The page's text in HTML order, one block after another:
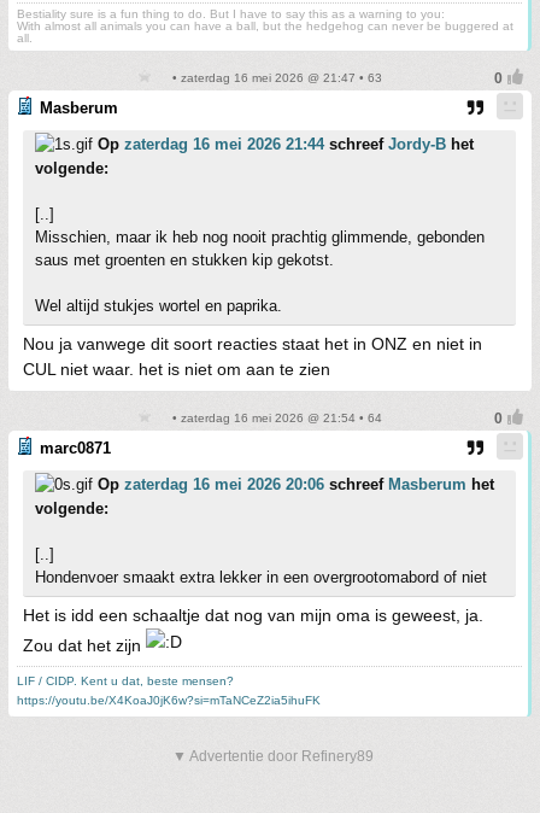
Bestiality sure is a fun thing to do. But I have to say this as a warning to you:
With almost all animals you can have a ball, but the hedgehog can never be buggered at
all.
• zaterdag 16 mei 2026 @ 21:47 • 63
Masberum
Op zaterdag 16 mei 2026 21:44schreef Jordy-B het
volgende:
[..]
Misschien, maar ik heb nog nooit prachtig glimmende, gebonden
saus met groenten en stukken kip gekotst.
Wel altijd stukjes wortel en paprika.
Nou ja vanwege dit soort reacties staat het in ONZ en niet in
CUL niet waar. het is niet om aan te zien
• zaterdag 16 mei 2026 @ 21:54 • 64
marc0871
Op zaterdag 16 mei 2026 20:06 schreef Masberum het
volgende:
[..]
Hondenvoer smaakt extra lekker in een overgrootomabord of niet
Het is idd een schaaltje dat nog van mijn oma is geweest, ja.
Zou dat het zijn
LIF / CIDP. Kent u dat, beste mensen?
https://youtu.be/X4KoaJ0jK6w?si=mTaNCeZ2ia5ihuFK
▼ Advertentie door Refinery89